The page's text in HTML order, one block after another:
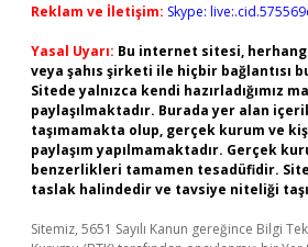
Reklam ve İletişim: Skype:
Yasal Uyarı: Bu internet sitesi,
veya şahıs şirketi ile hiçbir bağlantısı
Sitede yalnızca kendi hazırladığımız
paylaşılmaktadır. Burada yer alan
taşımamakta olup, gerçek kurum ve
paylaşım yapılmamaktadır. Gerçek
benzerlikleri tamamen tesadüfidir.
taslak halindedir ve tavsiye niteliği
Sitemiz, 5651 Sayılı Kanun gereğince Bilgi